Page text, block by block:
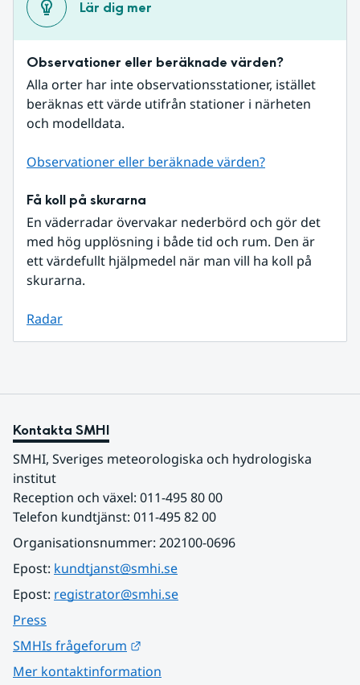
Lär dig mer
Observationer eller beräknade värden?
Alla orter har inte observationsstationer, istället
beräknas ett värde utifrån stationer i närheten
och modelldata.
Observationer eller beräknade värden?
Få koll på skurarna
En väderradar övervakar nederbörd och gör det
med hög upplösning i både tid och rum. Den är
ett värdefullt hjälpmedel när man vill ha koll på
skurarna.
Radar
Kontakta SMHI
SMHI, Sveriges meteorologiska och hydrologiska
institut
Reception och växel: 011-495 80 00
Telefon kundtjänst: 011-495 82 00
Organisationsnummer: 202100-0696
Epost: kundtjanst@smhi.se
Epost: registrator@smhi.se
Press
SMHIs frågeforum
Mer kontaktinformation